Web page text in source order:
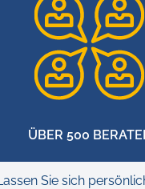
ÜBER 500
Sie sich